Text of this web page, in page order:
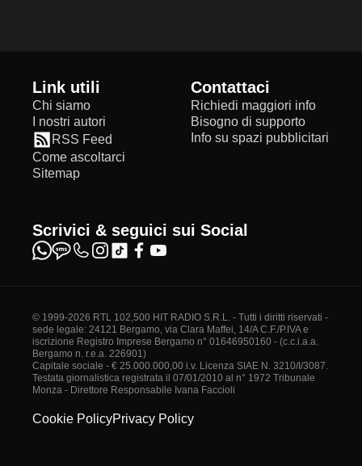
Link utili
Chi siamo
I nostri autori
RSS Feed
Come ascoltarci
Sitemap
Contattaci
Richiedi maggiori info
Bisogno di supporto
Info su spazi pubblicitari
Scrivici & seguici sui Social
© 1999-2026 RTL 102,500 HIT RADIO S.R.L. - Tutti i diritti riservati -
sede legale: 24121 Bergamo, via Clara Maffei, 14/A C.F./P.IVA e
iscrizione Registro Imprese Bergamo n° 01646950160 - (c.c.i.a.a.
Bergamo n. r.e.a. 226901)
Capitale sociale - € 25.000.000,00 i.v. Licenza SIAE N. 3210/I/3087.
Testata giornalistica registrata il 07/01/2010 al n° 1972 Tribunale
Monza - Direttore Responsabile Ivana Faccioli
Cookie PolicyPrivacy Policy